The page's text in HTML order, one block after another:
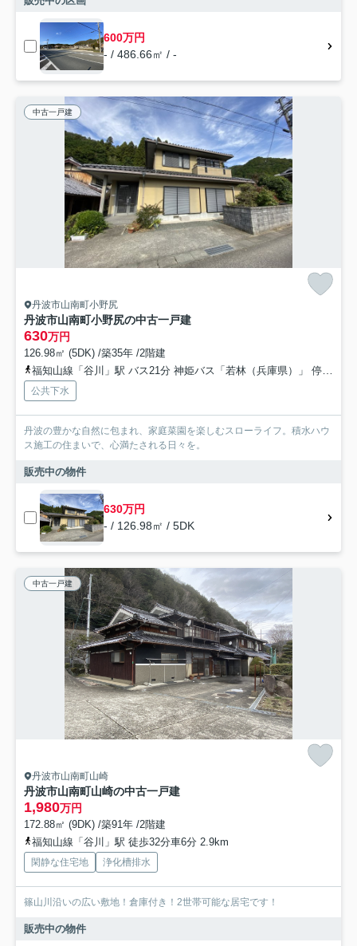
600万円
- / 486.66㎡ / -
中古一戸建
丹波市山南町小野尻
丹波市山南町小野尻の中古一戸建
630万円
126.98㎡ (5DK) /築35年 /2階建
福知山線「谷川」駅 バス21分 神姫バス「若林（兵庫県）」 停歩5分車16分 9.6km
公共下水
丹波の豊かな自然に包まれ、家庭菜園を楽しむスローライフ。積水ハウ
ス施工の住まいで、心満たされる日々を。
販売中の物件
630万円
- / 126.98㎡ / 5DK
中古一戸建
丹波市山南町山崎
丹波市山南町山崎の中古一戸建
1,980万円
172.88㎡ (9DK) /築91年 /2階建
福知山線「谷川」駅 徒歩32分車6分 2.9km
閑静な住宅地 浄化槽排水
篠山川沿いの広い敷地！倉庫付き！2世帯可能な居宅です！
販売中の物件